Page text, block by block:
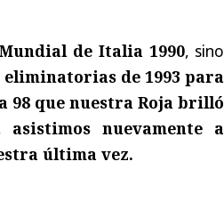
de Italia 1990, sino
de 1993 para
98 que nuestra Roja brilló
asistimos nuevamente a
última vez.